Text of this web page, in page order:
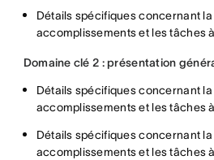
Détails spécifiques concernant
accomplissements et les tâches
Domaine clé 2 : présentation
Détails spécifiques concernant
accomplissements et les tâches
Détails spécifiques concernant
accomplissements et les tâches